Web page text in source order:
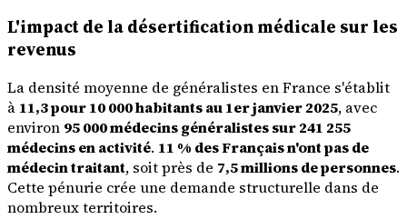
L'impact de la désertification médicale sur les
revenus
La densité moyenne de généralistes en France s'établit
à 11,3 pour 10 000 habitants au 1er janvier 2025, avec
environ 95 000 médecins généralistes sur 241 255
médecins en activité. 11 % des Français n'ont pas de
médecin traitant, soit près de 7,5 millions de personnes.
Cette pénurie crée une demande structurelle dans de
nombreux territoires.